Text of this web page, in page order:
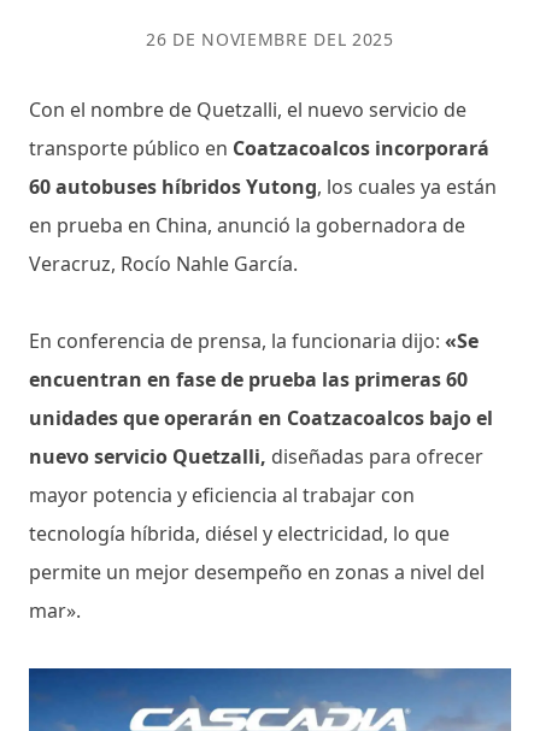
26 DE NOVIEMBRE DEL 2025
Con el nombre de Quetzalli, el nuevo servicio de
transporte público en Coatzacoalcos incorporará
60 autobuses híbridos Yutong, los cuales ya están
en prueba en China, anunció la gobernadora de
Veracruz, Rocío Nahle García.
En conferencia de prensa, la funcionaria dijo: «Se
encuentran en fase de prueba las primeras 60
unidades que operarán en Coatzacoalcos bajo el
nuevo servicio Quetzalli, diseñadas para ofrecer
mayor potencia y eficiencia al trabajar con
tecnología híbrida, diésel y electricidad, lo que
permite un mejor desempeño en zonas a nivel del
mar».